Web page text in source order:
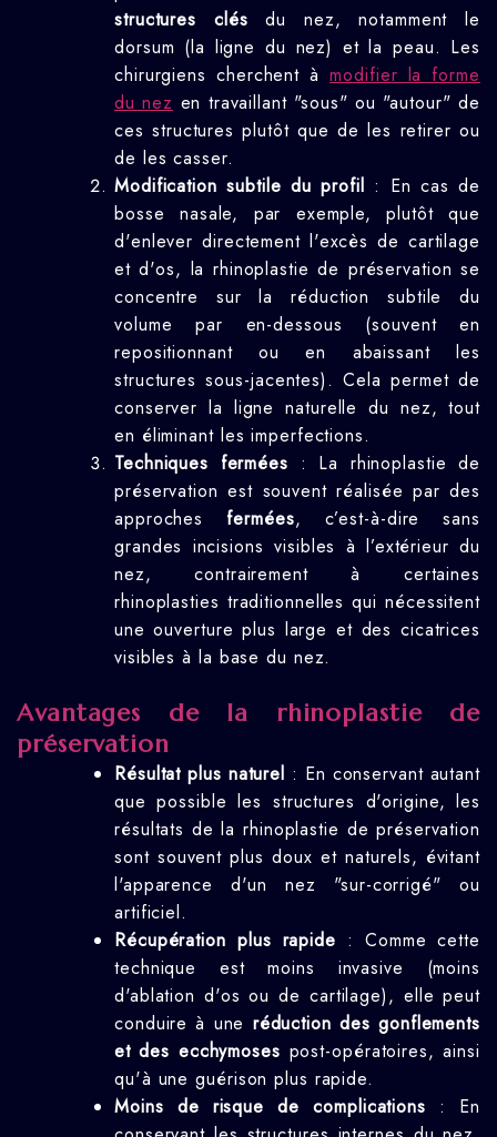
structures clés du nez, notamment le
dorsum (la ligne du nez) et la peau. Les
chirurgiens cherchent àmodifier la forme
du nez en travaillant "sous" ou "autour" de
ces structures plutôt que de les retirer ou
de les casser.
Modification subtile du profil : En cas de
bosse nasale, par exemple, plutôt que
d'enlever directement l'excès de cartilage
et d'os, la rhinoplastie de préservation se
concentre sur la réduction subtile du
volume par en-dessous (souvent en
repositionnant ou en abaissant les
structures sous-jacentes). Cela permet de
conserver la ligne naturelle du nez, tout
en éliminant les imperfections.
Techniques fermées : La rhinoplastie de
préservation est souvent réalisée par des
approches fermées, c’est-à-dire sans
grandes incisions visibles à l’extérieur du
nez, contrairement à certaines
rhinoplasties traditionnelles qui nécessitent
une ouverture plus large et des cicatrices
visibles à la base du nez.
Avantages de la rhinoplastie de
préservation
Résultat plus naturel : En conservant autant
que possible les structures d'origine, les
résultats de la rhinoplastie de préservation
sont souvent plus doux et naturels, évitant
l'apparence d'un nez "sur-corrigé" ou
artificiel.
Récupération plus rapide : Comme cette
technique est moins invasive (moins
d'ablation d'os ou de cartilage), elle peut
conduire à une réduction des gonflements
et des ecchymoses post-opératoires, ainsi
qu'à une guérison plus rapide.
Moins de risque de complications : En